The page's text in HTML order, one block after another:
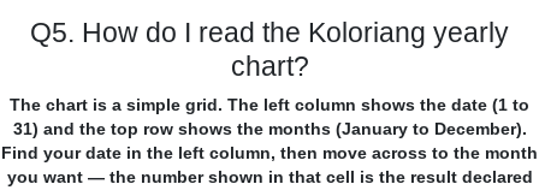
Q5. How do I read the Koloriang yearly
chart?
The chart is a simple grid. The left column shows the date (1 to
31) and the top row shows the months (January to December).
Find your date in the left column, then move across to the month
you want — the number shown in that cell is the result declared